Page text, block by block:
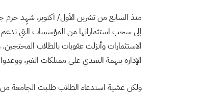
منذ السابع من تشرين الأول/ أكتوبر، شهِد
إلى سحب استثماراتها من المؤسسات التي
الإدارة بتهمة التعدي على ممتلكات الغير،
ولكن عشية استدعاء الطلاب طلبت الجامعة